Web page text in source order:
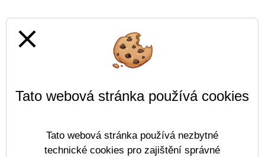
close
Tato webová stránka používá cookies
Tato webová stránka používá nezbytné
technické cookies pro zajištění správné